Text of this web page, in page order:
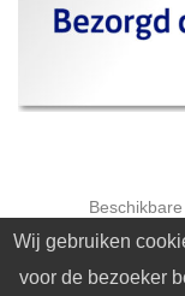
Op zoek naar
Wij gebruiken
voor de bezoeker